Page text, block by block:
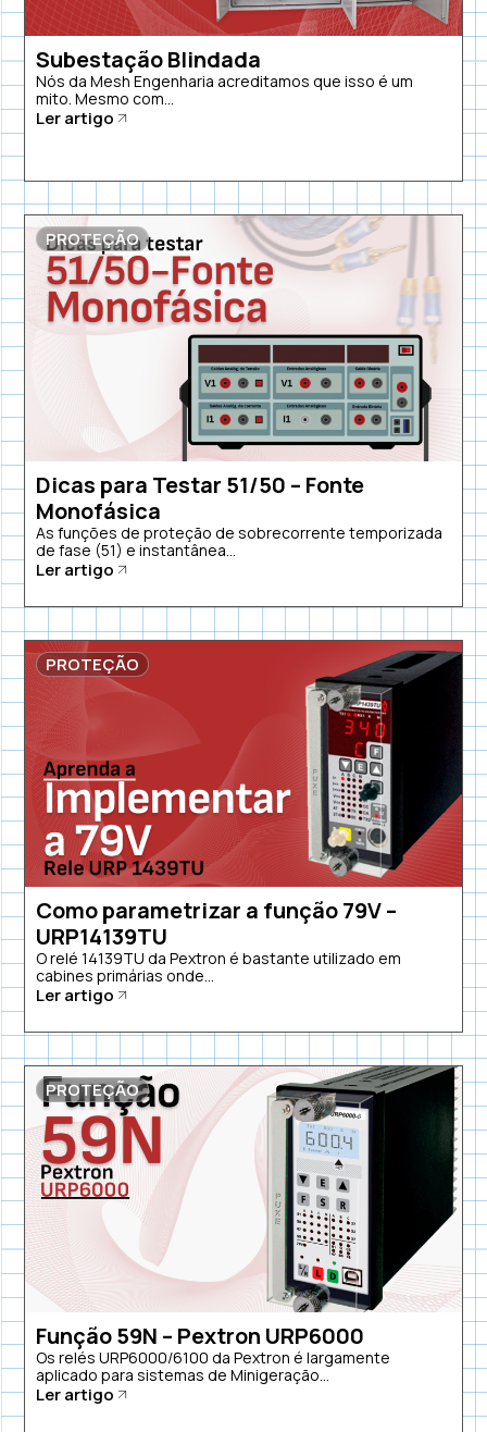
Subestação Blindada
Nós da Mesh Engenharia acreditamos que isso é um
mito. Mesmo com...
Ler artigo
PROTEÇÃO
Dicas para Testar 51/50 – Fonte
Monofásica
As funções de proteção de sobrecorrente temporizada
de fase (51) e instantânea...
Ler artigo
PROTEÇÃO
Como parametrizar a função 79V –
URP14139TU
O relé 14139TU da Pextron é bastante utilizado em
cabines primárias onde...
Ler artigo
PROTEÇÃO
Função 59N – Pextron URP6000
Os relés URP6000/6100 da Pextron é largamente
aplicado para sistemas de Minigeração...
Ler artigo